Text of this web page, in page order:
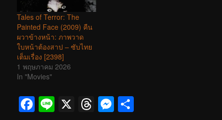
Tales of Terror: The
Painted Face (2009) คืน
ผวาข้างหน้า: ภาพวาด
ใบหน้าต้องสาป – ซับไทย
เต็มเรื่อง [2398]
1 พฤษภาคม 2026
In "Movies"
Facebook
Line
X Threads
Messenger